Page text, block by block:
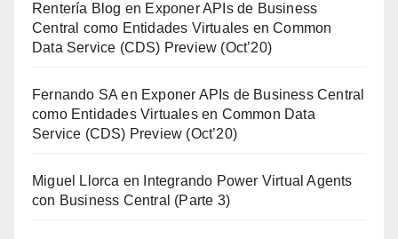
Rentería Blog en Exponer APIs de Business
Central como Entidades Virtuales en Common
Data Service (CDS) Preview (Oct’20)
Fernando SA en Exponer APIs de Business Central
como Entidades Virtuales en Common Data
Service (CDS) Preview (Oct’20)
Miguel Llorca en
Integrando Power Virtual Agents
con Business Central (Parte 3)